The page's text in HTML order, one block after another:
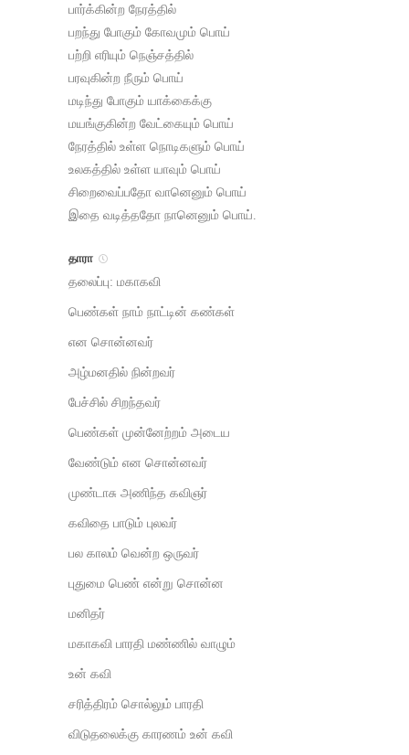
பார்க்கின்ற நேரத்தில்
பறந்து போகும் கோவமும் பொய்
பற்றி எரியும் நெஞ்சத்தில்
பரவுகின்ற நீரும் பொய்
மடிந்து போகும் யாக்கைக்கு
மயங்குகின்ற வேட்கையும் பொய்
நேரத்தில் உள்ள நொடிகளும் பொய்
உலகத்தில் உள்ள யாவும் பொய்
சிறைவைப்பதோ வானெனும் பொய்
இதை வடித்ததோ நானெனும் பொய்.
தாரா
தலைப்பு: மகாகவி
பெண்கள் நாம் நாட்டின் கண்கள்
என சொன்னவர்
அழ்மனதில் நின்றவர்
பேச்சில் சிறந்தவர்
பெண்கள் முன்னேற்றம் அடைய
வேண்டும் என சொன்னவர்
முண்டாசு அணிந்த கவிஞர்
கவிதை பாடும் புலவர்
பல காலம் வென்ற ஒருவர்
புதுமை பெண் என்று சொன்ன
மனிதர்
மகாகவி பாரதி மண்ணில் வாழும்
உன் கவி
சரித்திரம் சொல்லும் பாரதி
விடுதலைக்கு காரணம் உன் கவி